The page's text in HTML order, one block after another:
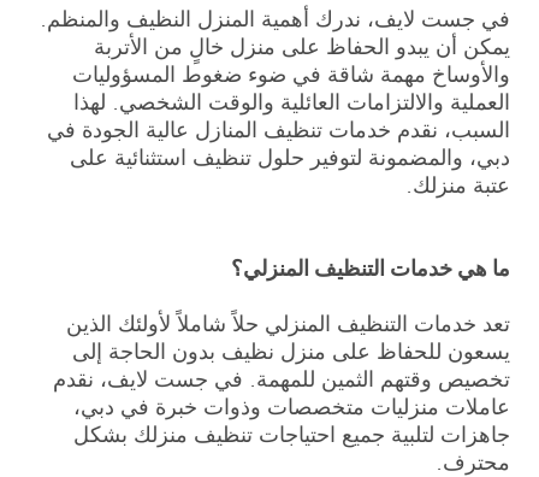
في جست لايف، ندرك أهمية المنزل النظيف والمنظم.
يمكن أن يبدو الحفاظ على منزل خالٍ من الأتربة
والأوساخ مهمة شاقة في ضوء ضغوط المسؤوليات
العملية والالتزامات العائلية والوقت الشخصي. لهذا
السبب، نقدم خدمات تنظيف المنازل عالية الجودة في
دبي، والمضمونة لتوفير حلول تنظيف استثنائية على
عتبة منزلك.
ما هي خدمات التنظيف المنزلي؟
تعد خدمات التنظيف المنزلي حلاً شاملاً لأولئك الذين
يسعون للحفاظ على منزل نظيف بدون الحاجة إلى
تخصيص وقتهم الثمين للمهمة. في جست لايف، نقدم
عاملات منزليات متخصصات وذوات خبرة في دبي،
جاهزات لتلبية جميع احتياجات تنظيف منزلك بشكل
محترف.